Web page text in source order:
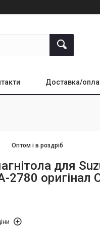
Доставка/
Оптом і в роздріб
для
2780 оригінал